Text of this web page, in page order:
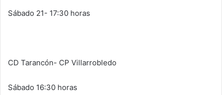
Sábado 21- 17:30 horas
CD Tarancón- CP Villarrobledo
Sábado 16:30 horas